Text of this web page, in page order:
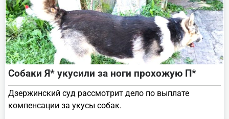
Собаки Я* укусили за ноги прохожую П*
Дзержинский суд рассмотрит дело по выплате
компенсации за укусы собак.